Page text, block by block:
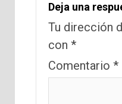
Deja una
Tu dirección
con *
Comentario *